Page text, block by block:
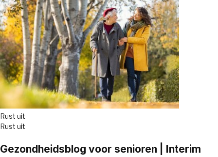
Rust uit
Rust uit
Gezondheidsblog voor senioren | Interim